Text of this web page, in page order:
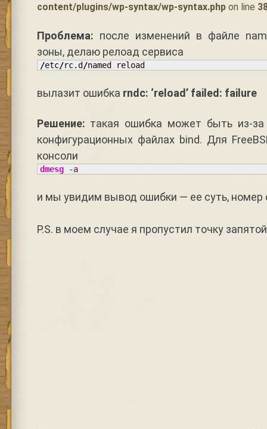
content/plugins/wp-syntax/wp-syntax.phpon line
Проблема: после изменений в файле
зоны, делаю релоад сервиса
/etc/rc.d/named reload
вылазит ошибка rndc: ‘reload’ failed: failure
Решение: такая ошибка может быть из-
конфигурационных файлах bind. Для
консоли
dmesg -a
и мы увидим вывод ошибки — ее суть, номер
P.S. в моем случае я пропустил точку